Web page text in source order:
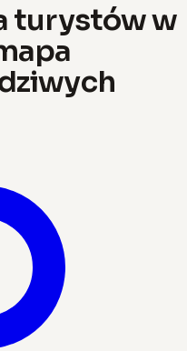
turystów w